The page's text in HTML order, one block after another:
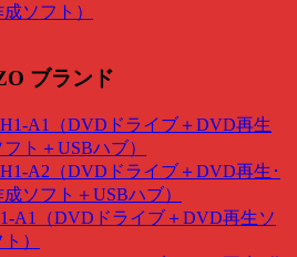
ソフト）
ブランド
A1（DVDドライブ＋DVD再生
フト＋USBハブ）
A2（DVDドライブ＋DVD再生･
成ソフト＋USBハブ）
A1（DVDドライブ＋DVD再生ソ
）